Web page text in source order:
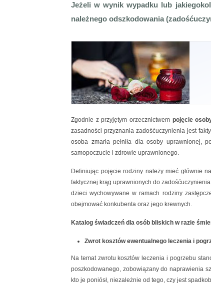
Jeżeli w wynik wypadku lub
należnego odszkodowania
Zgodnie z przyjętym orzecznictwem pojęcie
zasadności przyznania zadośćuczynienia jest
osoba zmarła pełniła dla osoby uprawnionej,
samopoczucie i zdrowie uprawnionego.
Definiując pojęcie rodziny należy mieć głównie
faktycznej krąg uprawnionych do
dzieci wychowywane w ramach rodziny
obejmować konkubenta oraz jego krewnych.
Katalog świadczeń dla osób bliskich w razie
Zwrot kosztów ewentualnego leczenia i
Na temat zwrotu kosztów leczenia i pogrzebu
poszkodowanego, zobowiązany do naprawienia
kto je poniósł, niezależnie od tego, czy jest